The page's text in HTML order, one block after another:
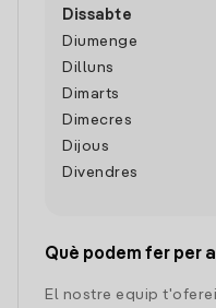
Dissabte
Diumenge
Dilluns
Dimarts
Dimecres
Dijous
Divendres
Què podem fer per
El nostre equip